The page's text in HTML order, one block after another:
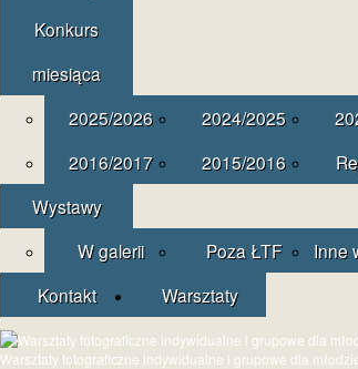
Konkurs
miesiąca
2025/2026
2024/2025
2016/2017
2015/2016
Wystawy
W galerii
Poza ŁTF
Inne
Kontakt
Warsztaty
Warsztaty fotograficzne indywidualne i grupowe dla